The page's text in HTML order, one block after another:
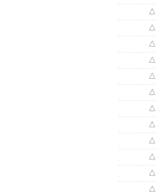
△
△
△
△
△
△
△
△
△
△
△
△